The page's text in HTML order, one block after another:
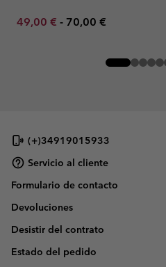
Minimum sale price:
49,00 € - Maximum price:
70,00 €
(+)34919015933
Servicio al cliente
Formulario de contacto
Devoluciones
Desistir del contrato
Estado del pedido